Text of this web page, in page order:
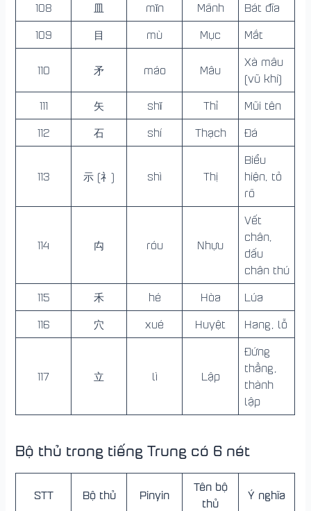
108
皿 mǐn Mãnh
Bát đĩa
109
目 mù Mục Mắt
110 矛 máo Mâu
Xà mâu
(vũ khí)
111
矢 shǐ Thỉ
Mũi tên
112
石 shí Thạch Đá
113 示 (礻) shì Thị
Biểu
hiện, tỏ
rõ
114 禸 róu Nhựu
Vết
chân,
dấu
chân thú
115
禾 hé Hòa
Lúa
116
穴 xué Huyệt Hang, lỗ
117 立 lì Lập
Đứng
thẳng,
thành
lập
Bộ thủ trong tiếng Trung có 6 nét
STT Bộ thủ Pinyin
Tên bộ
thủ
Ý nghĩa